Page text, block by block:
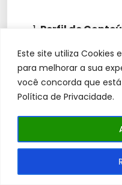
Este site utiliza Cookies
para melhorar a sua
você concorda que
Política de Privacidade.
Perfil de
produções
clássicos e
ou esportes ao
Orçamento
gastos. Às
um “combo” do